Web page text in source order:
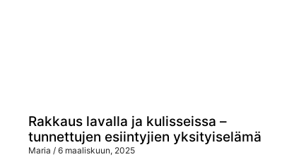
Rakkaus lavalla ja kulisseissa –
tunnettujen esiintyjien yksityiselämä
Maria 6 maaliskuun, 2025